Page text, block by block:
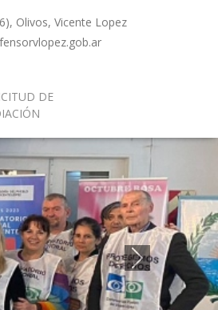
Olivos, Vicente Lopez
DE
Siguiente